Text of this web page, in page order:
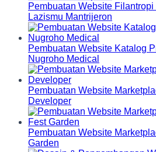
Pembuatan Website
Lazismu Mantrijeron
Pembuatan Website Katalog
Nugroho Medical
Pembuatan Website
Developer
Pembuatan Website
Garden